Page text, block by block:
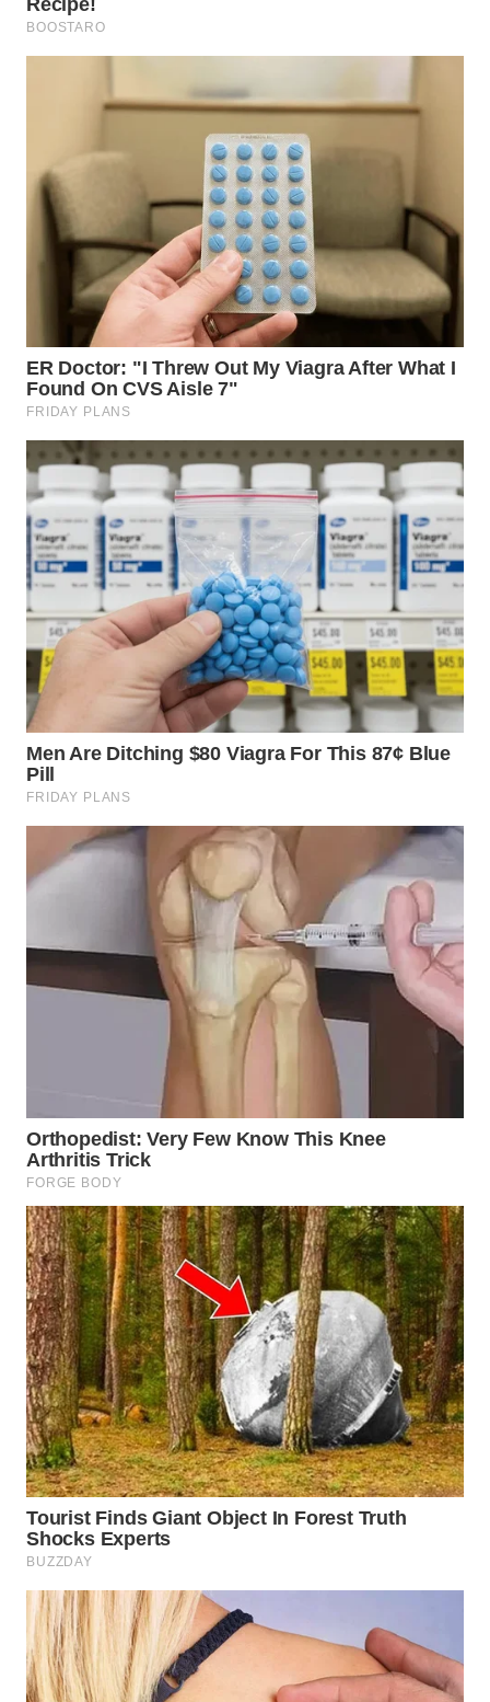
TAPANULI
SELATAN
WN
KARO
WN
SIMALUNGUN
WN
LABUHANBATU
WN
TAPANULI
TENGAH
WN DELI
SERDANG
WN
TEBING
TINGGI
WN
PAKPAK
KARAWANG
BOGOR
WN
TAPANULI
UTARA
WN
SAMOSIR
WN
PADANG
LAWAS
WN
SUMEDANG
CIANJUR
WN
KEPULAUAN
SERIBU
WN